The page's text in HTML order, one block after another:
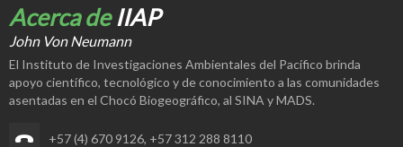
Acerca deIIAP
John Von Neumann
El Instituto de Investigaciones Ambientales del Pacífico brinda
apoyo científico, tecnológico y de conocimiento a las comunidades
asentadas en el Chocó Biogeográfico, al SINA y MADS.
+57 (4) 670 9126, +57 312 288 8110